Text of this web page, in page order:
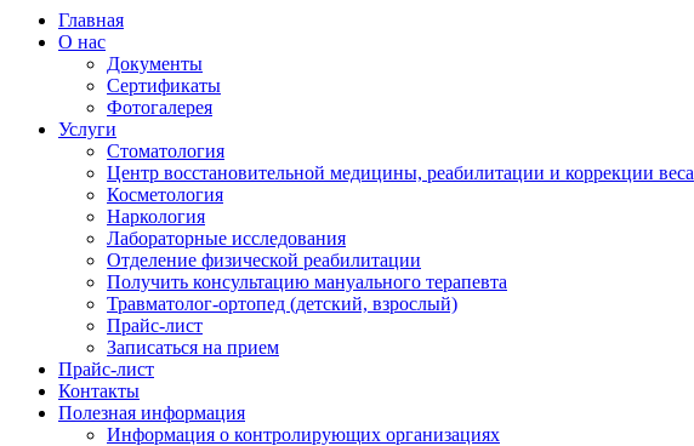
Главная
О нас
Документы
Сертификаты
Фотогалерея
Услуги
Стоматология
Центр восстановительной медицины, реабилитации и коррекции веса
Косметология
Наркология
Лабораторные исследования
Отделение физической реабилитации
Получить консультацию мануального терапевта
Травматолог-ортопед (детский, взрослый)
Прайс-лист
Записаться на прием
Прайс-лист
Контакты
Полезная информация
Информация о контролирующих организациях